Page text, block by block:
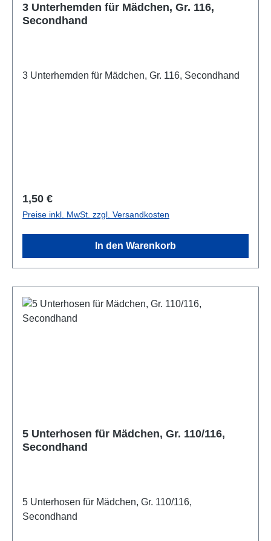
3 Unterhemden für Mädchen, Gr. 116,
Secondhand
3 Unterhemden für Mädchen, Gr. 116, Secondhand
Regulärer Preis:
1,50 €
Preise inkl. MwSt. zzgl. Versandkosten
In den Warenkorb
5 Unterhosen für Mädchen, Gr. 110/116,
Secondhand
5 Unterhosen für Mädchen, Gr. 110/116,
Secondhand